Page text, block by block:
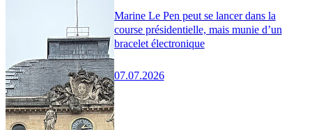
Marine Le Pen peut se lancer dans la
course présidentielle, mais munie d’un
bracelet électronique
07.07.2026